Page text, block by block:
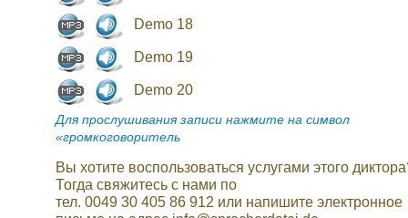
Demo 18
Demo 19
Demo 20
Для прослушивания записи нажмите на символ
«громкоговоритель
Вы хотите воспользоваться услугами этого
Тогда свяжитесь с нами по
тел. 0049 30 405 86 912 или напишите электронное